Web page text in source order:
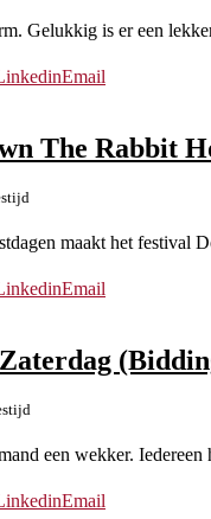
Gelukkig is er een
Email
The Rabbit
maakt het festival
Email
een wekker.
Email